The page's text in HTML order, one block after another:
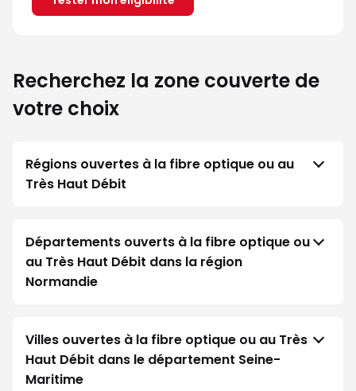
Recherchez la zone couverte de
votre choix
Régions ouvertes à la fibre optique ou au
Très Haut Débit
Départements ouverts à la fibre optique ou
au Très Haut Débit dans la région
Normandie
Villes ouvertes à la fibre optique ou au Très
Haut Débit dans le département Seine-
Maritime